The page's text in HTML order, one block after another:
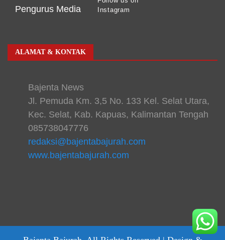
Pengurus Media
Instagram
ALAMAT & KONTAK
Bajenta News
Jl. Pemuda Km. 3,5 No. 133 Kel. Selat Utara,
Kec. Selat, Kab. Kapuas, Kalimantan Tengah
085738047776
redaksi@bajentabajurah.com
www.bajentabajurah.com